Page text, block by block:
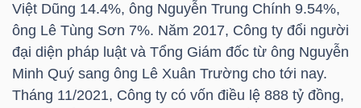
Việt Dũng 14.4%, ông Nguyễn Trung Chính 9.54%,
ông Lê Tùng Sơn 7%. Năm 2017, Công ty đổi người
đại diện pháp luật và Tổng Giám đốc từ ông Nguyễn
Minh Quý sang ông Lê Xuân Trường cho tới nay.
Tháng 11/2021, Công ty có vốn điều lệ 888 tỷ đồng,
TRUY
XUẤT
DỮ
LIỆU